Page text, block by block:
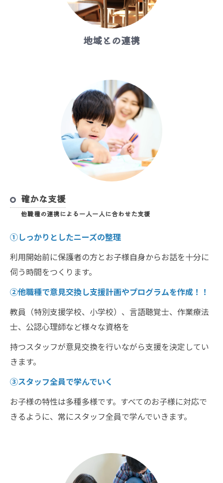
地域との連携
確かな支援
他職種の連携による一人一人に合わせた支援
①しっかりとしたニーズの整理
利用開始前に保護者の方とお子様自身からお話を十分に
伺う時間をつくります。
②他職種で意見交換し支援計画やプログラムを作成！！
教員（特別支援学校、小学校）、言語聴覚士、作業療法
士、公認心理師など様々な資格を
持つスタッフが意見交換を行いながら支援を決定してい
きます。
③スタッフ全員で学んでいく
お子様の特性は多種多様です。すべてのお子様に対応で
きるように、常にスタッフ全員で学んでいきます。